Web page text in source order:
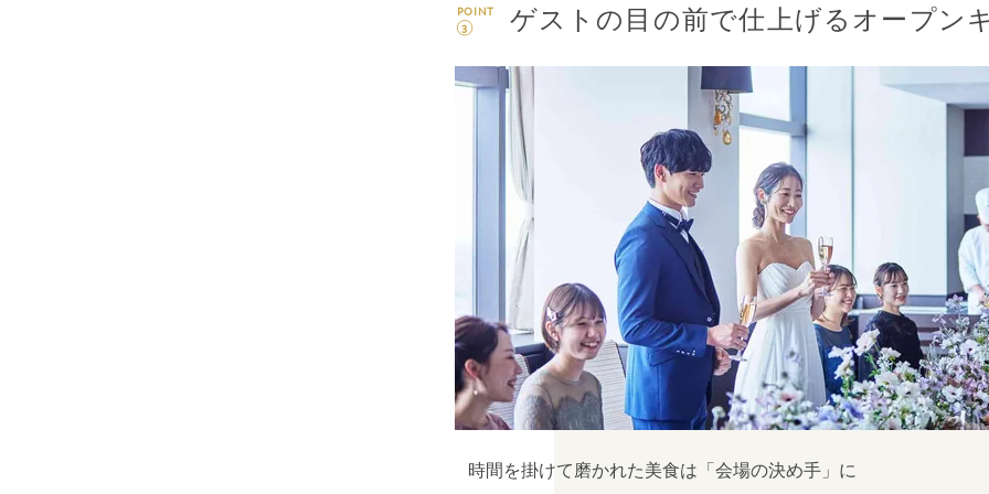
POINT
3
ゲストの目の前で仕上げるオープン
時間を掛けて磨かれた美食は「会場の決め手」に